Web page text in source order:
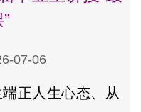
07-06
正人生心态、从